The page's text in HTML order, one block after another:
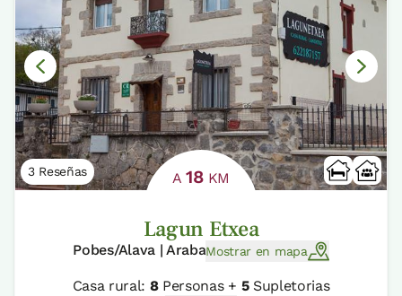
3 Reseñas A18KM
Lagun Etxea
Pobes/Alava | ArabaMostrar en mapa
Casa rural: 8Personas + 5Supletorias